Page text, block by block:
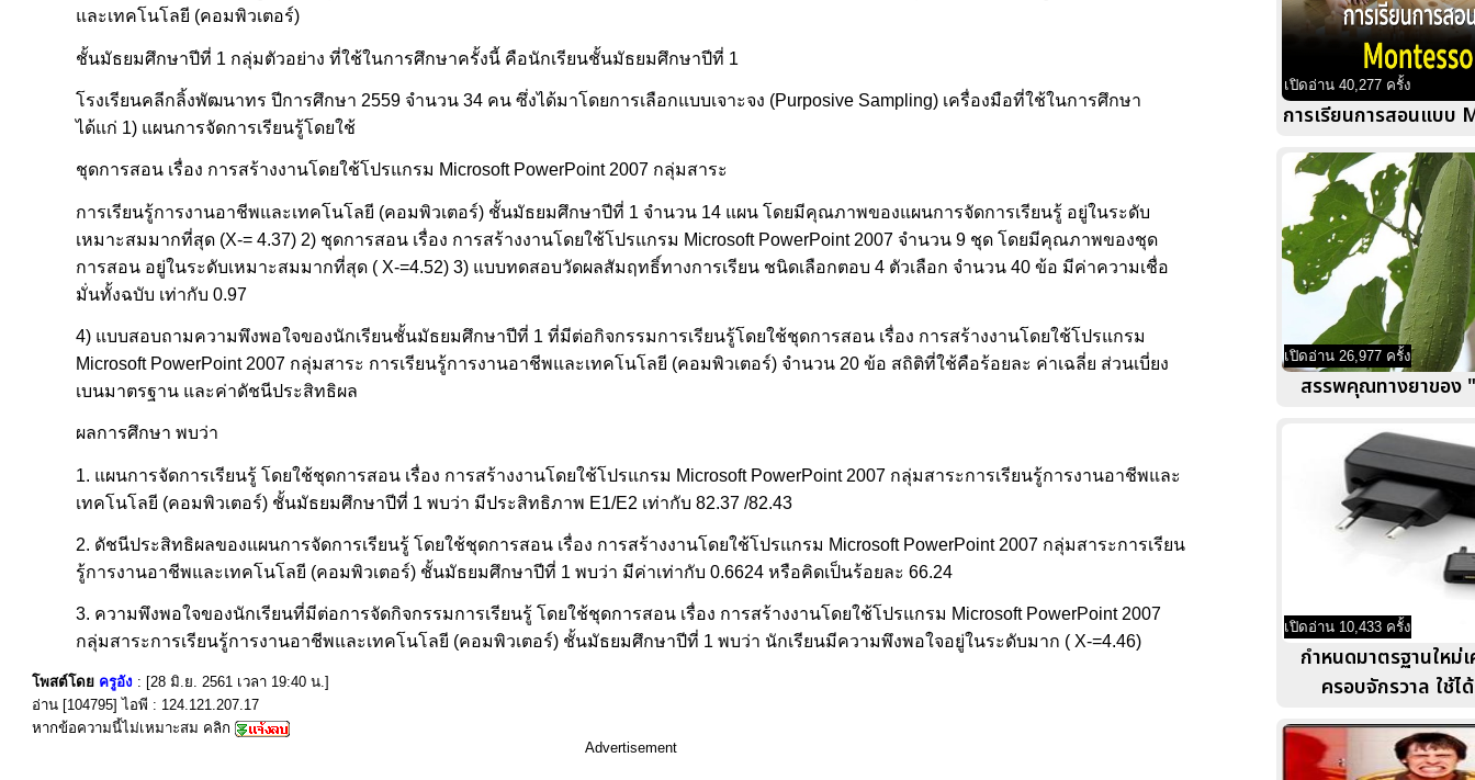
และเทคโนโลยี (คอมพิวเตอร์)
ชั้นมัธยมศึกษาปีที่ 1 กลุ่มตัวอย่าง ที่ใช้ในการศึกษาครั้งนี้ คือนักเรียนชั้นมัธยมศึกษาปีที่ 1
โรงเรียนคลีกลิ้งพัฒนาทร ปีการศึกษา 2559 จำนวน 34 คน ซึ่งได้มาโดยการเลือกแบบเจาะจง (Purposive Sampling) เครื่องมือที่ใช้ในการศึกษา
ได้แก่ 1) แผนการจัดการเรียนรู้โดยใช้
ชุดการสอน เรื่อง การสร้างงานโดยใช้โปรแกรม Microsoft PowerPoint 2007 กลุ่มสาระ
การเรียนรู้การงานอาชีพและเทคโนโลยี (คอมพิวเตอร์) ชั้นมัธยมศึกษาปีที่ 1 จำนวน 14 แผน โดยมีคุณภาพของแผนการจัดการเรียนรู้ อยู่ในระดับ
เหมาะสมมากที่สุด (X-= 4.37) 2) ชุดการสอน เรื่อง การสร้างงานโดยใช้โปรแกรม Microsoft PowerPoint 2007 จำนวน 9 ชุด โดยมีคุณภาพของชุด
การสอน อยู่ในระดับเหมาะสมมากที่สุด ( X-=4.52) 3) แบบทดสอบวัดผลสัมฤทธิ์ทางการเรียน ชนิดเลือกตอบ 4 ตัวเลือก จำนวน 40 ข้อ มีค่าความเชื่อ
มั่นทั้งฉบับ เท่ากับ 0.97
4) แบบสอบถามความพึงพอใจของนักเรียนชั้นมัธยมศึกษาปีที่ 1 ที่มีต่อกิจกรรมการเรียนรู้โดยใช้ชุดการสอน เรื่อง การสร้างงานโดยใช้โปรแกรม
Microsoft PowerPoint 2007 กลุ่มสาระ การเรียนรู้การงานอาชีพและเทคโนโลยี (คอมพิวเตอร์) จำนวน 20 ข้อ สถิติที่ใช้คือร้อยละ ค่าเฉลี่ย ส่วนเบี่ยง
เบนมาตรฐาน และค่าดัชนีประสิทธิผล
ผลการศึกษา พบว่า
1. แผนการจัดการเรียนรู้ โดยใช้ชุดการสอน เรื่อง การสร้างงานโดยใช้โปรแกรม Microsoft PowerPoint 2007 กลุ่มสาระการเรียนรู้การงานอาชีพและ
เทคโนโลยี (คอมพิวเตอร์) ชั้นมัธยมศึกษาปีที่ 1 พบว่า มีประสิทธิภาพ E1/E2 เท่ากับ 82.37 /82.43
2. ดัชนีประสิทธิผลของแผนการจัดการเรียนรู้ โดยใช้ชุดการสอน เรื่อง การสร้างงานโดยใช้โปรแกรม Microsoft PowerPoint 2007 กลุ่มสาระการเรียน
รู้การงานอาชีพและเทคโนโลยี (คอมพิวเตอร์) ชั้นมัธยมศึกษาปีที่ 1 พบว่า มีค่าเท่ากับ 0.6624 หรือคิดเป็นร้อยละ 66.24
3. ความพึงพอใจของนักเรียนที่มีต่อการจัดกิจกรรมการเรียนรู้ โดยใช้ชุดการสอน เรื่อง การสร้างงานโดยใช้โปรแกรม Microsoft PowerPoint 2007
กลุ่มสาระการเรียนรู้การงานอาชีพและเทคโนโลยี (คอมพิวเตอร์) ชั้นมัธยมศึกษาปีที่ 1 พบว่า นักเรียนมีความพึงพอใจอยู่ในระดับมาก ( X-=4.46)
โพสต์โดย ครูอัง : [28 มิ.ย. 2561 เวลา 19:40 น.]
อ่าน [104795] ไอพี : 124.121.207.17
หากข้อความนี้ไม่เหมาะสม คลิก
Advertisement
เปิดอ่าน 40,277 ครั้ง
การเรียนการสอนแบบ
เปิดอ่าน 26,977 ครั้ง
สรรพคุณทางยาของ
เปิดอ่าน 10,433 ครั้ง
กำหนดมาตรฐานใหม่
ครอบจักรวาล ใช้ไ